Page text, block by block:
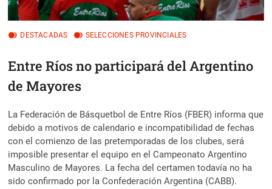
DESTACADAS SELECCIONES PROVINCIALES
Entre Ríos no participará del Argentino
de Mayores
La Federación de Básquetbol de Entre Ríos (FBER) informa que
debido a motivos de calendario e incompatibilidad de fechas
con el comienzo de las pretemporadas de los clubes, será
imposible presentar el equipo en el Campeonato Argentino
Masculino de Mayores. La fecha del certamen todavía no ha
sido confirmado por la Confederación Argentina (CABB).